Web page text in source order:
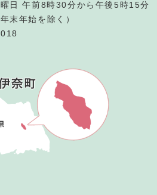
日 午前8時30分から午後5時15分
末年始を除く）